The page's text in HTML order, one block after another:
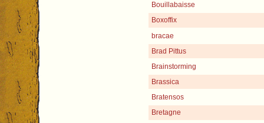
Bouillabaisse
Boxoffix
bracae
Brad Pittus
Brainstorming
Brassica
Bratensos
Bretagne